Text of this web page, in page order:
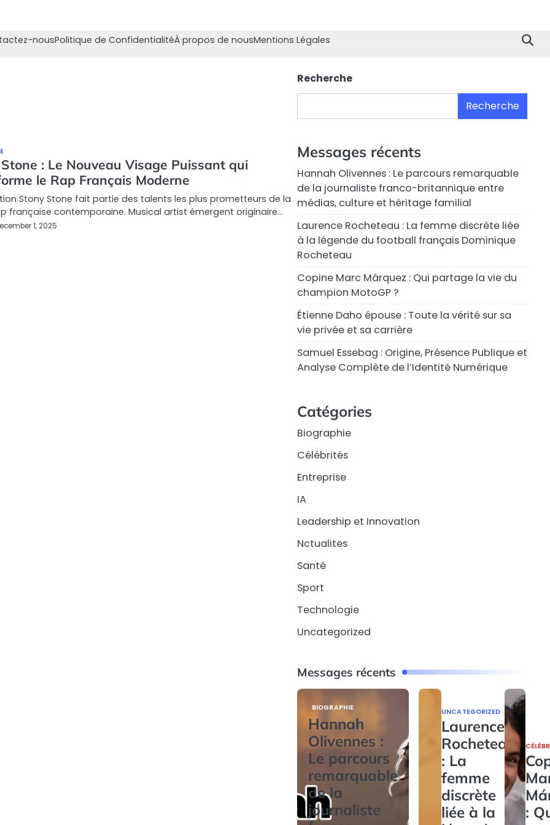
nousPolitique de ConfidentialitéÀ propos de nousMentions Légales
: Le Nouveau Visage Puissant qui
le Rap Français Moderne
Stony Stone fait partie des talents les plus prometteurs de la
française contemporaine. Musical artist émergent originaire…
1, 2025
Recherche
Recherche
Messages récents
Hannah Olivennes : Le parcours remarquable
de la journaliste franco-britannique entre
médias, culture et héritage familial
Laurence Rocheteau : La femme discrète liée
à la légende du football français Dominique
Rocheteau
Copine Marc Márquez : Qui partage la vie du
champion MotoGP ?
Étienne Daho épouse : Toute la vérité sur sa
vie privée et sa carrière
Samuel Essebag : Origine, Présence Publique et
Analyse Complète de l’Identité Numérique
Catégories
Biographie
Célébrités
Entreprise
IA
Leadership et Innovation
Nctualites
Santé
Sport
Technologie
Uncategorized
Messages récents
BIOGRAPHIE
Hannah
Olivennes :
Le parcours
remarquable
de la
journaliste
UNCATEGORIZED
Laurence
Rocheteau
: La
femme
discrète
liée à la
: